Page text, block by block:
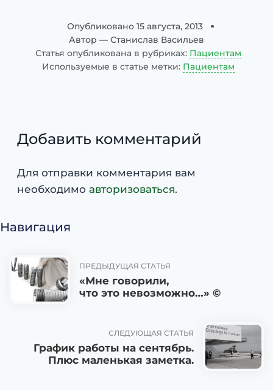
Опубликовано 15 августа, 2013
Автор — Станислав Васильев
Статья опубликована в рубриках: Пациентам
Используемые в статье метки: Пациентам
Добавить комментарий
Для отправки комментария вам
необходимо авторизоваться.
Навигация
ПРЕДЫДУЩАЯ СТАТЬЯ
«Мне говорили,
что это невозможно…» ©
СЛЕДУЮЩАЯ СТАТЬЯ
График работы на сентябрь.
Плюс маленькая заметка.